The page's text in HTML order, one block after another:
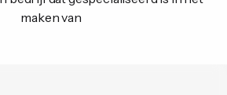
maken van